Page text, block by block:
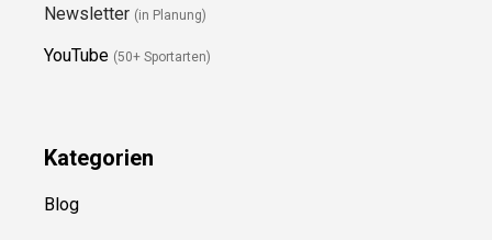
Newsletter (in Planung)
YouTube (50+ Sportarten)
Kategorien
Blog